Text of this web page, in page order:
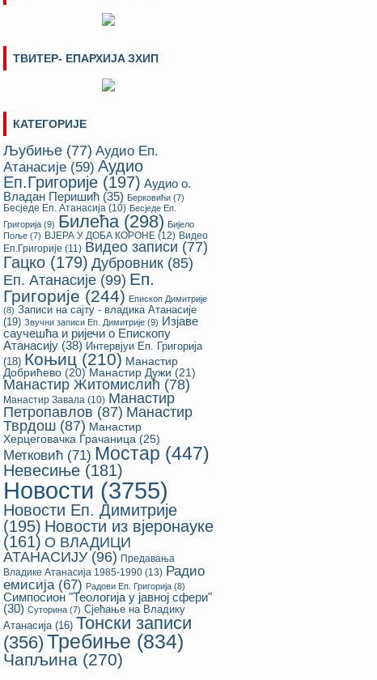
ТВИТЕР- ЕПАРХИЈA ЗХИП
КАТЕГОРИЈЕ
Љубиње (77) Аудио Еп.
Атанасије (59) Аудио
Еп.Григорије (197) Аудио о.
Владан Перишић (35) Берковићи (7)
Бесједе Еп. Атанасија (10) Бесједе Еп.
Григорија (9) Билећа(298) Бијело
Поље (7) ВЈЕРА У ДОБА КОРОНЕ (12) Видео
Еп.Григорије (11) Видео записи (77)
Гацко (179) Дубровник (85)
Еп. Атанасије (99) Еп.
Григорије (244) Епископ Димитрије
(8) Записи на сајту - владика Атанасије
(19) Звучни записи Еп. Димитрије (9) Изјаве
саучешћа и ријечи о Епископу
Атанасију (38) Интервјуи Еп. Григорија
(18) Коњиц (210) Манастир
Добрићево (20) Манастир Дужи (21)
Манастир Житомислић (78)
Манастир Завала (10) Манастир
Петропавлов (87) Манастир
Тврдош (87) Манастир
Херцеговачка Грачаница (25)
Метковић (71) Мостар (447)
Невесиње (181)
Новости (3755)
Новости Еп. Димитрије
(195) Новости из вјеронауке
(161) О ВЛАДИЦИ
АТАНАСИЈУ(96) Предавања
Владике Атанасија 1985-1990 (13) Радио
емисија(67) Радови Еп. Григорија (8)
Симпосион "Теологија у јавној сфери"
(30) Суторина (7) Сјећање на Владику
Атанасија(16) Тонски записи
(356) Требиње (834)
Чапљина (270)